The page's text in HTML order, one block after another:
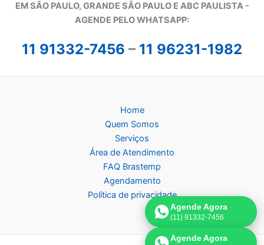
EM SÃO PAULO, GRANDE SÃO PAULO E ABC PAULISTA -
AGENDE PELO WHATSAPP:
11 91332-7456 – 11 96231-1982
Home
Quem Somos
Serviços
Área de Atendimento
FAQ Brastemp
Agendamento
Política de privacidade
Agende Agora
(11) 91332-7456
Agende Agora